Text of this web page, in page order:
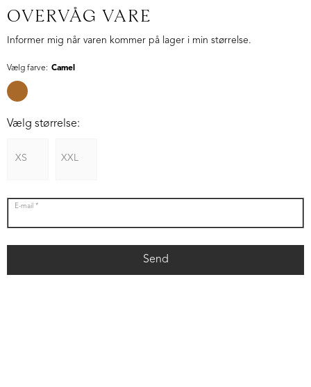
OVERVÅG VARE
Informer mig når varen kommer på lager i min størrelse.
Vælg farve: Camel
Vælg størrelse:
XS XXL
E-mail